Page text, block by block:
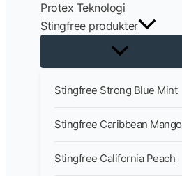
Protex Teknologi
Stingfree produkter
Stingfree Strong Blue Mint
Stingfree Caribbean Mango
Stingfree California Peach